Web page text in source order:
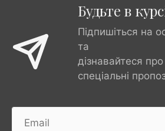
Будьте в
Підпишіться на
та
дізнавайтеся
спеціальні